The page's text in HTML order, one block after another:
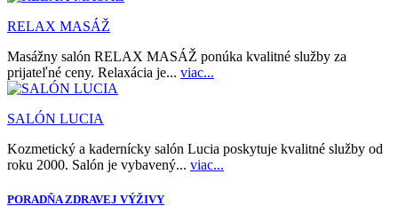
RELAX MASÁŽ
Masážny salón RELAX MASÁŽ ponúka kvalitné služby za
prijateľné ceny. Relaxácia je... viac...
SALÓN LUCIA
Kozmetický a kadernícky salón Lucia poskytuje kvalitné služby od
roku 2000. Salón je vybavený... viac...
PORADŇA ZDRAVEJ VÝŽIVY